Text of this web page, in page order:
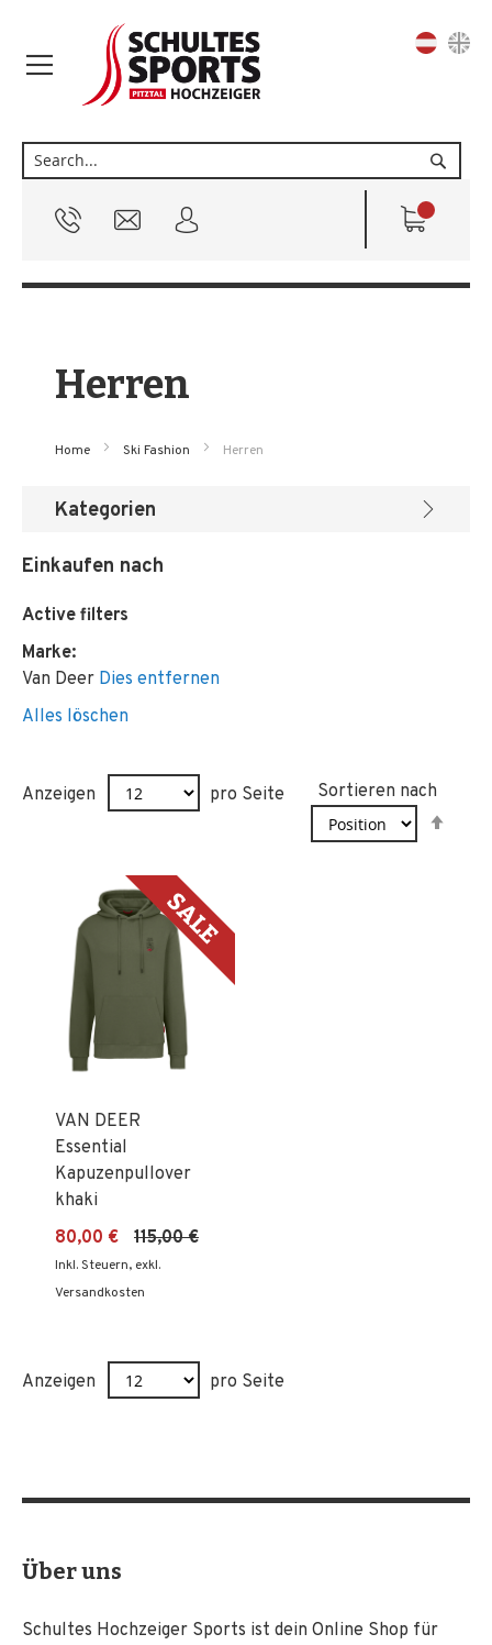
Suche
Sprache
Herren
Home Ski Fashion Herren
Anzeigen pro Seite
Sortieren nach
VAN DEER
Essential
Kapuzenpullover
khaki
80,00 €
115,00 €
Inkl. Steuern, exkl.
Versandkosten
Anzeigen pro Seite
Kategorien
Einkaufen nach
Active filters
Marke
Van Deer Dies entfernen
Alles löschen
Über uns
Schultes Hochzeiger Sports ist dein Online Shop für